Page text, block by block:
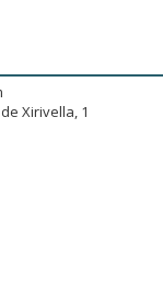
Xirivella, 1